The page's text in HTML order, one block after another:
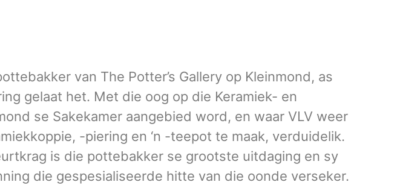
van The Potter’s Gallery op Kleinmond, as
gelaat het. Met die oog op die Keramiek- en
se Sakekamer aangebied word, en waar VLV weer
-piering en ‘n -teepot te maak, verduidelik.
is die pottebakker se grootste uitdaging en sy
die gespesialiseerde hitte van die oonde verseker.